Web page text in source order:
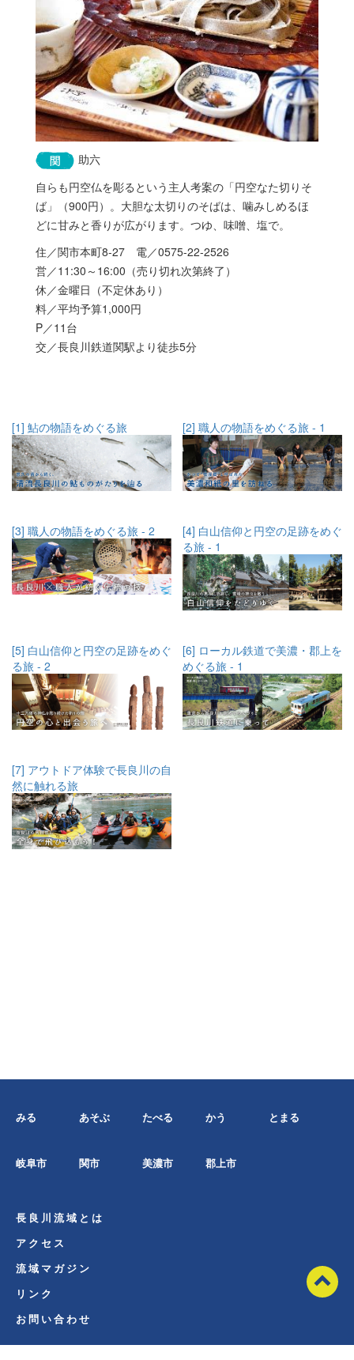
助六
自らも円空仏を彫るという主人考案の「円空なた切りそ
ば」（900円）。大胆な太切りのそばは、噛みしめるほ
どに甘みと香りが広がります。つゆ、味噌、塩で。
住／関市本町8-27 電／0575-22-2526
営／11:30～16:00（売り切れ次第終了）
休／金曜日（不定休あり）
料／平均予算1,000円
P／11台
交／長良川鉄道関駅より徒歩5分
[1] 鮎の物語をめぐる旅 [2] 職人の物語をめぐる旅 - 1
[3] 職人の物語をめぐる旅 - 2
[4] 白山信仰と円空の足跡をめぐ
る旅 - 1
[5] 白山信仰と円空の足跡をめぐ
る旅 - 2
[6] ローカル鉄道で美濃・郡上を
めぐる旅 - 1
[7] アウトドア体験で長良川の自
然に触れる旅
みる あそぶ たべる かう とまる
岐阜市 関市 美濃市 郡上市
長良川流域とは
アクセス
流域マガジン
リンク
お問い合わせ